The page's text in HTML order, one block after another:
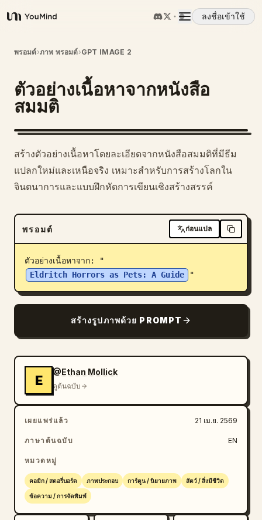
YouMind
ลงชื่อเข้าใช้
ภาพรวม
กรณีการใช้งาน
ทักษะ
พรอมต์
ดาวน์โหลด
บล็อก
พรอมต์›ภาพ พรอมต์›GPT IMAGE 2
ตัวอย่างเนื้อหาจากหนังสือ
สมมติ
สร้างตัวอย่างเนื้อหาโดยละเอียดจากหนังสือสมมติที่มีธีม
แปลกใหม่และเหนือจริง เหมาะสำหรับการสร้างโลกใน
จินตนาการและแบบฝึกหัดการเขียนเชิงสร้างสรรค์
พรอมต์ ก่อนแปล
ตัวอย่างเนื้อหาจาก: "
Eldritch Horrors as Pets: A Guide
"
สร้างรูปภาพด้วย PROMPT
E
@Ethan Mollick
ดูต้นฉบับ
เผยแพร่แล้ว 21 เม.ย. 2569
ภาษาต้นฉบับ EN
หมวดหมู่
คอมิก / สตอรี่บอร์ด ภาพประกอบ การ์ตูน / นิยายภาพ สัตว์ / สิ่งมีชีวิต
ข้อความ / การจัดพิมพ์